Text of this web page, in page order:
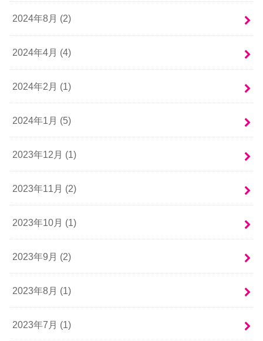
2024年8月 (2)
2024年4月 (4)
2024年2月 (1)
2024年1月 (5)
2023年12月 (1)
2023年11月 (2)
2023年10月 (1)
2023年9月 (2)
2023年8月 (1)
2023年7月 (1)